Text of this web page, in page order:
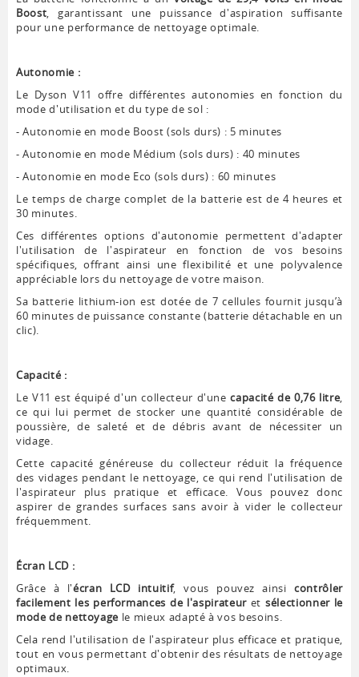
Boost, garantissant une puissance d'aspiration suffisante
pour une performance de nettoyage optimale.
Autonomie :
Le Dyson V11 offre différentes autonomies en fonction du
mode d'utilisation et du type de sol :
- Autonomie en mode Boost (sols durs) : 5 minutes
- Autonomie en mode Médium (sols durs) : 40 minutes
- Autonomie en mode Eco (sols durs) : 60 minutes
Le temps de charge complet de la batterie est de 4 heures et
30 minutes.
Ces différentes options d'autonomie permettent d'adapter
l'utilisation de l'aspirateur en fonction de vos besoins
spécifiques, offrant ainsi une flexibilité et une polyvalence
appréciable lors du nettoyage de votre maison.
Sa batterie lithium-ion est dotée de 7 cellules fournit jusqu’à
60 minutes de puissance constante (batterie détachable en un
clic).
Capacité :
Le V11 est équipé d'un collecteur d'unecapacité de 0,76 litre,
ce qui lui permet de stocker une quantité considérable de
poussière, de saleté et de débris avant de nécessiter un
vidage.
Cette capacité généreuse du collecteur réduit la fréquence
des vidages pendant le nettoyage, ce qui rend l'utilisation de
l'aspirateur plus pratique et efficace. Vous pouvez donc
aspirer de grandes surfaces sans avoir à vider le collecteur
fréquemment.
Écran LCD :
Grâce à l'écran LCD intuitif, vous pouvez ainsicontrôler
facilement les performances de l'aspirateur et sélectionner le
mode de nettoyage le mieux adapté à vos besoins.
Cela rend l'utilisation de l'aspirateur plus efficace et pratique,
tout en vous permettant d'obtenir des résultats de nettoyage
optimaux.